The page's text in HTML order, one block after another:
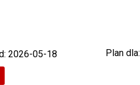
2026-05-18 Plan dla: